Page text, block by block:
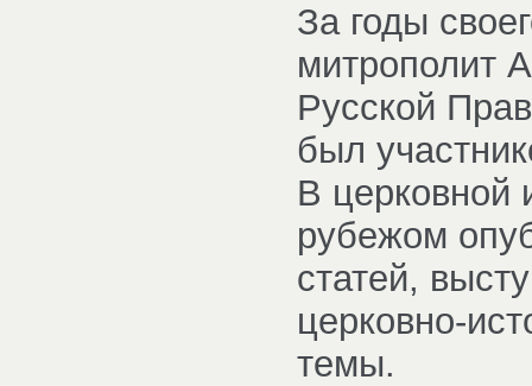
За годы
митрополит
Русской
был
В церковной
рубежом
статей,
церковно-
темы.